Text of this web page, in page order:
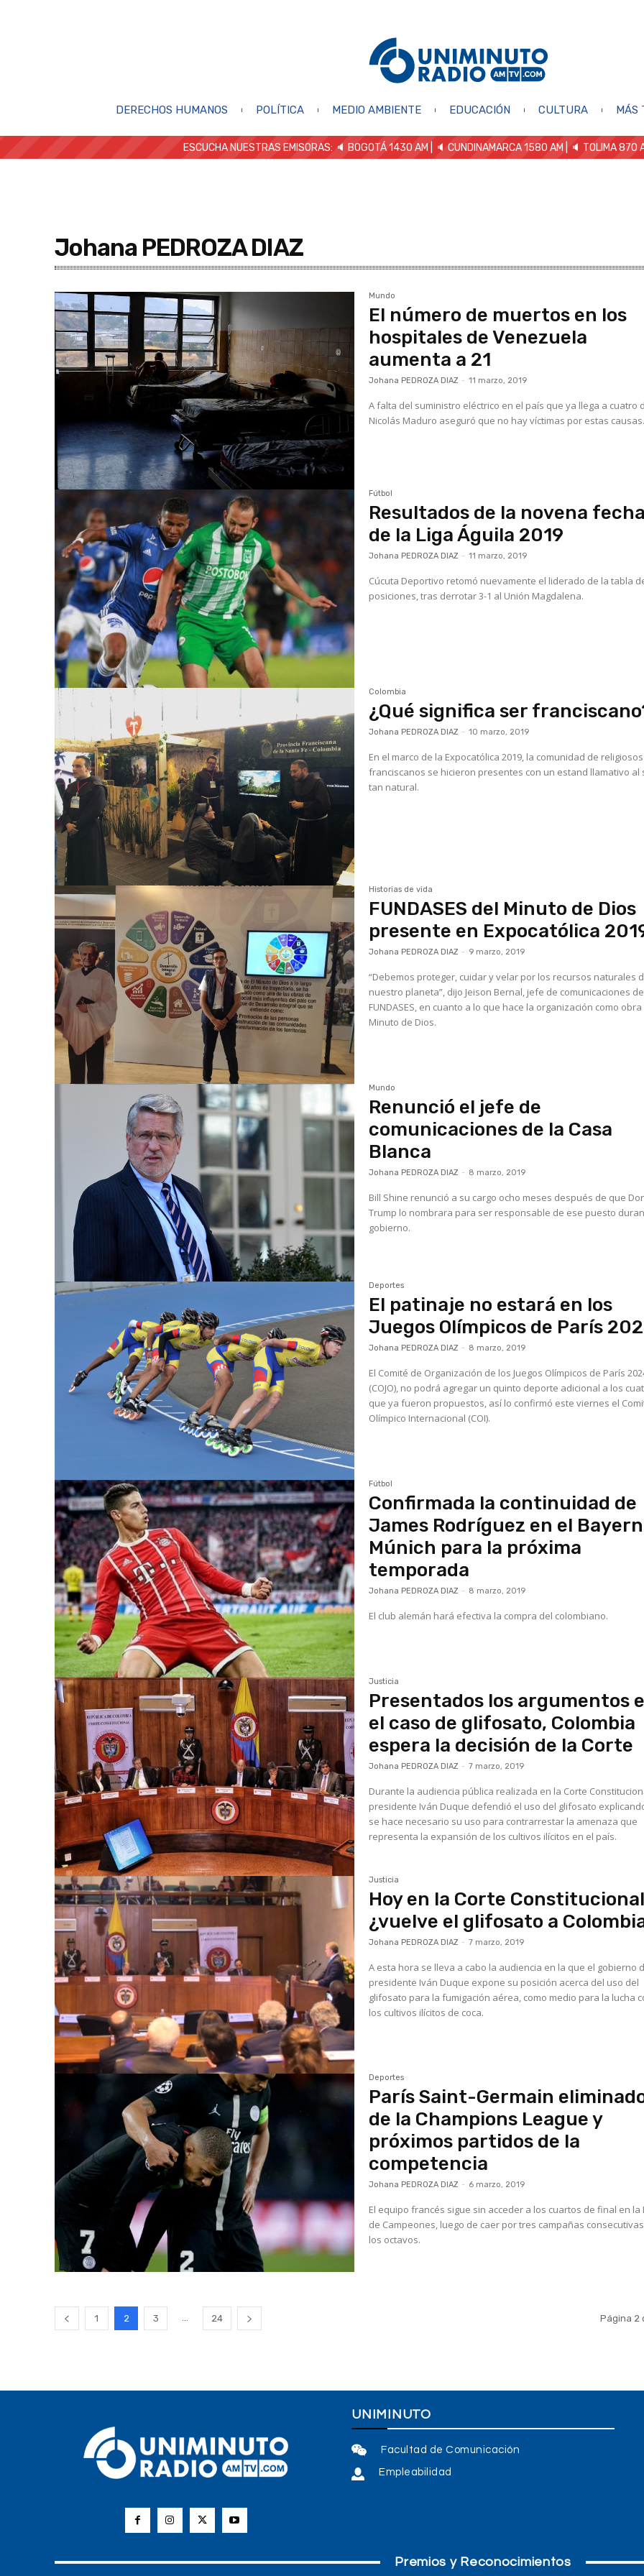
DERECHOS HUMANOS POLÍTICA MEDIO AMBIENTE EDUCACIÓN CULTURA MÁS
ESCUCHA NUESTRAS EMISORAS: 🔈 BOGOTÁ 1430 AM | 🔈 CUNDINAMARCA 1580 AM | 🔈 TOLIMA 870
Johana PEDROZA DIAZ
Mundo
El número de muertos en los
hospitales de Venezuela
aumenta a 21
Johana PEDROZA DIAZ - 11 marzo, 2019
A falta del suministro eléctrico en el país que ya llega a cuatro
Nicolás Maduro aseguró que no hay víctimas por estas causas.
Fútbol
Resultados de la novena fecha
de la Liga Águila 2019
Johana PEDROZA DIAZ - 11 marzo, 2019
Cúcuta Deportivo retomó nuevamente el liderado de la tabla
posiciones, tras derrotar 3-1 al Unión Magdalena.
Colombia
¿Qué significa ser
Johana PEDROZA DIAZ - 10 marzo, 2019
En el marco de la Expocatólica 2019, la comunidad de religiosos
franciscanos se hicieron presentes con un estand llamativo al
tan natural.
Historias de vida
FUNDASES del Minuto de Dios
presente en Expocatólica
Johana PEDROZA DIAZ - 9 marzo, 2019
“Debemos proteger, cuidar y velar por los recursos naturales
nuestro planeta”, dijo Jeison Bernal, jefe de comunicaciones de
FUNDASES, en cuanto a lo que hace la organización como obra
Minuto de Dios.
Mundo
Renunció el jefe de
comunicaciones de la Casa
Blanca
Johana PEDROZA DIAZ - 8 marzo, 2019
Bill Shine renunció a su cargo ocho meses después de que
Trump lo nombrara para ser responsable de ese puesto
gobierno.
Deportes
El patinaje no estará en los
Juegos Olímpicos de París
Johana PEDROZA DIAZ - 8 marzo, 2019
El Comité de Organización de los Juegos Olímpicos de París
(COJO), no podrá agregar un quinto deporte adicional a los
que ya fueron propuestos, así lo confirmó este viernes el
Olímpico Internacional (COI).
Fútbol
Confirmada la continuidad de
James Rodríguez en el Bayern
Múnich para la próxima
temporada
Johana PEDROZA DIAZ - 8 marzo, 2019
El club alemán hará efectiva la compra del colombiano.
Justicia
Presentados los argumentos
el caso de glifosato, Colombia
espera la decisión de la Corte
Johana PEDROZA DIAZ - 7 marzo, 2019
Durante la audiencia pública realizada en la Corte
presidente Iván Duque defendió el uso del glifosato
se hace necesario su uso para contrarrestar la amenaza que
representa la expansión de los cultivos ilícitos en el país.
Justicia
Hoy en la Corte
¿vuelve el glifosato a
Johana PEDROZA DIAZ - 7 marzo, 2019
A esta hora se lleva a cabo la audiencia en la que el gobierno
presidente Iván Duque expone su posición acerca del uso del
glifosato para la fumigación aérea, como medio para la lucha
los cultivos ilícitos de coca.
Deportes
París Saint-Germain
de la Champions League y
próximos partidos de la
competencia
Johana PEDROZA DIAZ - 6 marzo, 2019
El equipo francés sigue sin acceder a los cuartos de final en la
de Campeones, luego de caer por tres campañas
los octavos.
1 2 3 24 Página 2
UNIMINUTO
Facultad de Comunicación
Empleabilidad
Premios y Reconocimientos